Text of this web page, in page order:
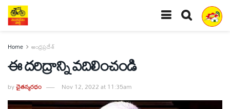
Home ఆంధ్రప్రదేశ్
ఈ దరిద్రాన్ని వదిలించండి
byచైతన్యరధం Nov 12, 2022 at 11:35am